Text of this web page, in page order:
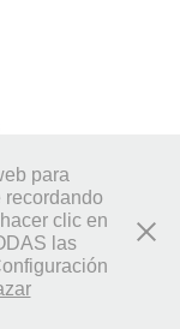
para
recordando
clic en
las